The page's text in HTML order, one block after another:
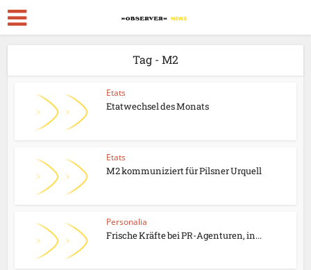
Tag - M2
Etats
Etatwechsel des Monats
Etats
M2 kommuniziert für Pilsner Urquell
Personalia
Frische Kräfte bei PR-Agenturen, in...